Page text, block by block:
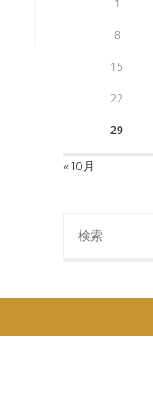
8
15
22
29
« 10月
this